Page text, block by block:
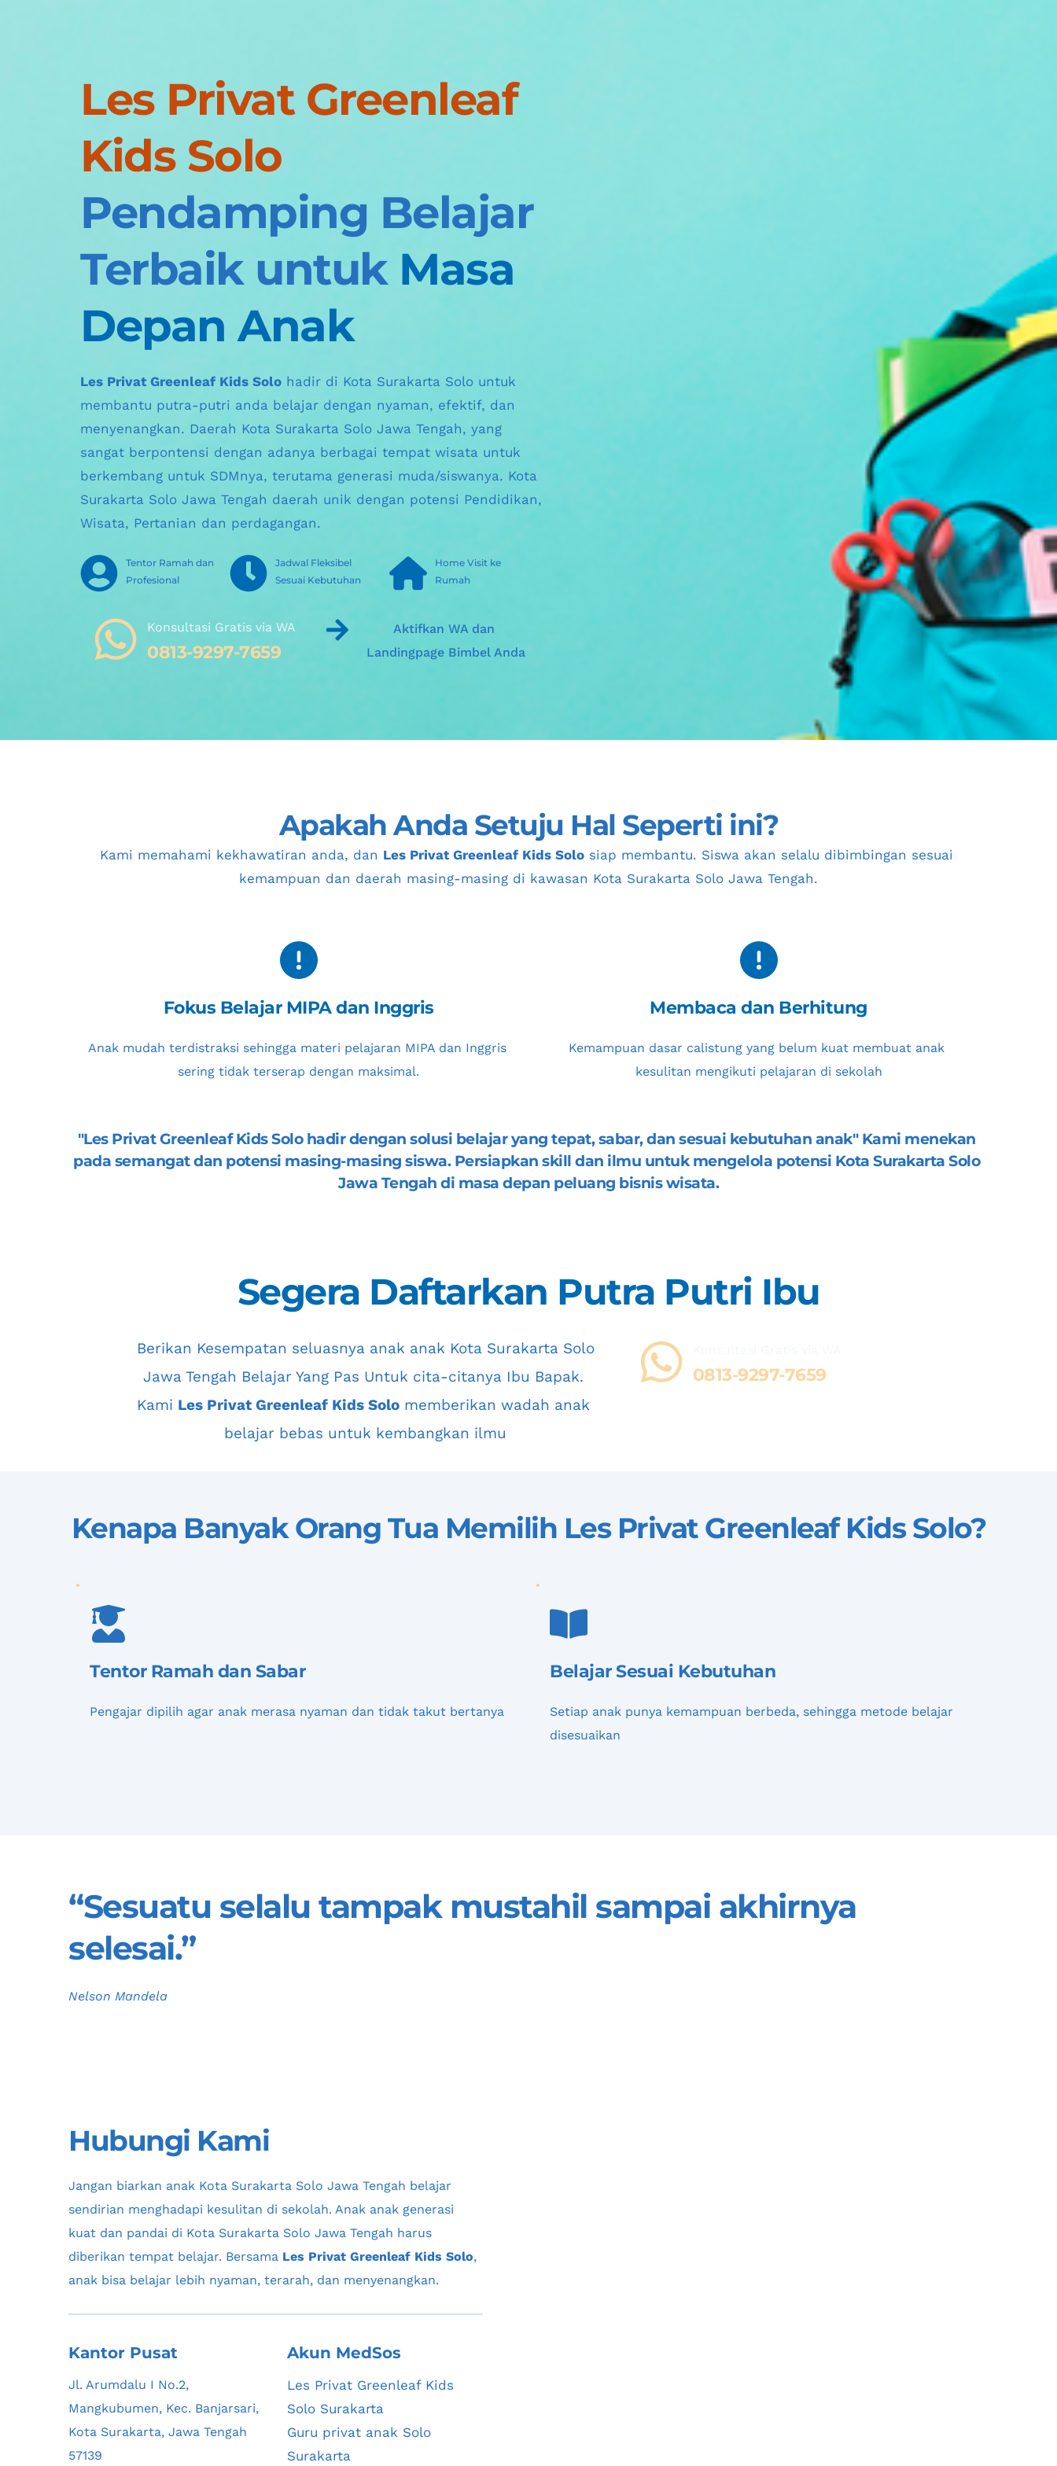
Les Privat Greenleaf
Kids Solo
Pendamping Belajar
Terbaik untuk Masa
Depan Anak
Les Privat Greenleaf Kids Solo hadir di Kota Surakarta Solo untuk
membantu putra-putri anda belajar dengan nyaman, efektif, dan
menyenangkan. Daerah Kota Surakarta Solo Jawa Tengah, yang
sangat berpontensi dengan adanya berbagai tempat wisata untuk
berkembang untuk SDMnya, terutama generasi muda/siswanya. Kota
Surakarta Solo Jawa Tengah daerah unik dengan potensi Pendidikan,
Wisata, Pertanian dan perdagangan.
Tentor Ramah dan
Profesional
Jadwal Fleksibel
Sesuai Kebutuhan
Home Visit ke
Rumah
Konsultasi Gratis via WA
0813-9297-7659
Aktifkan WA dan
Landingpage Bimbel Anda
Apakah Anda Setuju Hal Seperti ini?
Kami memahami kekhawatiran anda, dan Les Privat Greenleaf Kids Solo siap membantu. Siswa akan selalu dibimbingan sesuai
kemampuan dan daerah masing-masing di kawasan Kota Surakarta Solo Jawa Tengah.
Fokus Belajar MIPA dan Inggris
Anak mudah terdistraksi sehingga materi pelajaran MIPA dan Inggris
sering tidak terserap dengan maksimal.
Membaca dan Berhitung
Kemampuan dasar calistung yang belum kuat membuat anak
kesulitan mengikuti pelajaran di sekolah
"Les Privat Greenleaf Kids Solo hadir dengan solusi belajar yang tepat, sabar, dan sesuai kebutuhan anak" Kami menekan
pada semangat dan potensi masing-masing siswa. Persiapkan skill dan ilmu untuk mengelola potensi Kota Surakarta Solo
Jawa Tengah di masa depan peluang bisnis wisata.
Segera Daftarkan Putra Putri Ibu
Berikan Kesempatan seluasnya anak anak Kota Surakarta Solo
Jawa Tengah Belajar Yang Pas Untuk cita-citanya Ibu Bapak.
Kami Les Privat Greenleaf Kids Solo memberikan wadah anak
belajar bebas untuk kembangkan ilmu
0813-9297-7659
Kenapa Banyak Orang Tua Memilih Les Privat Greenleaf Kids Solo?
Tentor Ramah dan Sabar
Pengajar dipilih agar anak merasa nyaman dan tidak takut bertanya
Belajar Sesuai Kebutuhan
Setiap anak punya kemampuan berbeda, sehingga metode belajar
disesuaikan
“Sesuatu selalu tampak mustahil sampai akhirnya
selesai.”
Nelson Mandela
Hubungi Kami
Jangan biarkan anak Kota Surakarta Solo Jawa Tengah belajar
sendirian menghadapi kesulitan di sekolah. Anak anak generasi
kuat dan pandai di Kota Surakarta Solo Jawa Tengah harus
diberikan tempat belajar. Bersama Les Privat Greenleaf Kids Solo,
anak bisa belajar lebih nyaman, terarah, dan menyenangkan.
Kantor Pusat
Jl. Arumdalu I No.2,
Mangkubumen, Kec. Banjarsari,
Kota Surakarta, Jawa Tengah
57139
Akun MedSos
Les Privat Greenleaf Kids
Solo Surakarta
Guru privat anak Solo
Surakarta